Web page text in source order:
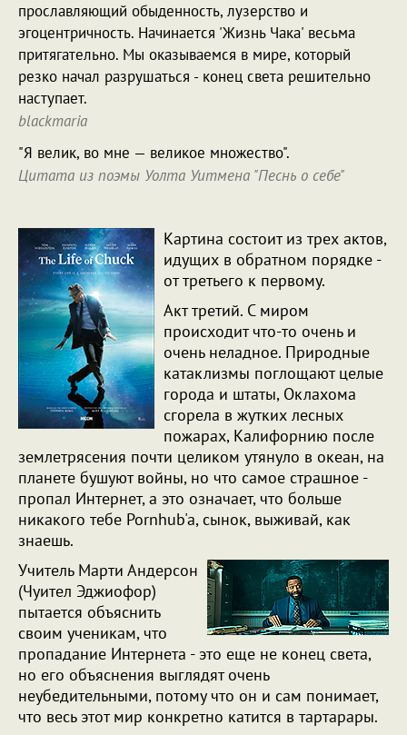
прославляющий обыденность, лузерство и
эгоцентричность. Начинается 'Жизнь Чака' весьма
притягательно. Мы оказываемся в мире, который
резко начал разрушаться - конец света решительно
наступает.
blackmaria
"Я велик, во мне — великое множество".
Цитата из поэмы Уолта Уитмена "Песнь о себе"
Картина состоит из трех актов,
идущих в обратном порядке -
от третьего к первому.
Акт третий. С миром
происходит что-то очень и
очень неладное. Природные
катаклизмы поглощают целые
города и штаты, Оклахома
сгорела в жутких лесных
пожарах, Калифорнию после
землетрясения почти целиком утянуло в океан, на
планете бушуют войны, но что самое страшное -
пропал Интернет, а это означает, что больше
никакого тебе Pornhub'a, сынок, выживай, как
знаешь.
Учитель Марти Андерсон
(Чуител Эджиофор)
пытается объяснить
своим ученикам, что
пропадание Интернета - это еще не конец света,
но его объяснения выглядят очень
неубедительными, потому что он и сам понимает,
что весь этот мир конкретно катится в тартарары.